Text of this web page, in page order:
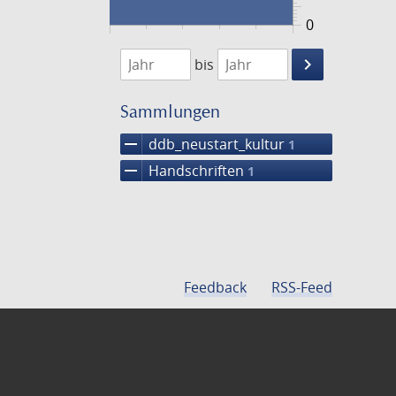
0
1474
1475
bis
keyboard_arrow_right
Suche
Sammlungen
remove ddb_neustart_kultur 1
remove Handschriften 1
Feedback RSS-Feed